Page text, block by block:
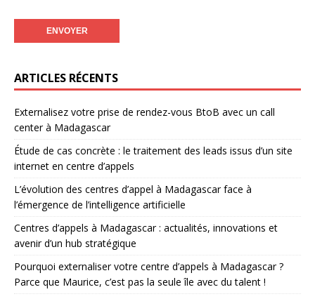
ARTICLES RÉCENTS
Externalisez votre prise de rendez-vous BtoB avec un call
center à Madagascar
Étude de cas concrète : le traitement des leads issus d’un site
internet en centre d’appels
L’évolution des centres d’appel à Madagascar face à
l’émergence de l’intelligence artificielle
Centres d’appels à Madagascar : actualités, innovations et
avenir d’un hub stratégique
Pourquoi externaliser votre centre d’appels à Madagascar ?
Parce que Maurice, c’est pas la seule île avec du talent !